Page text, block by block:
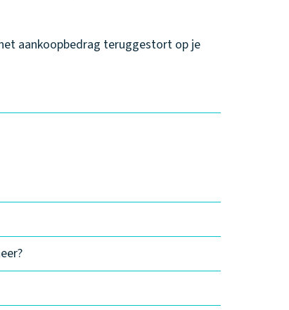
aankoopbedrag teruggestort op je